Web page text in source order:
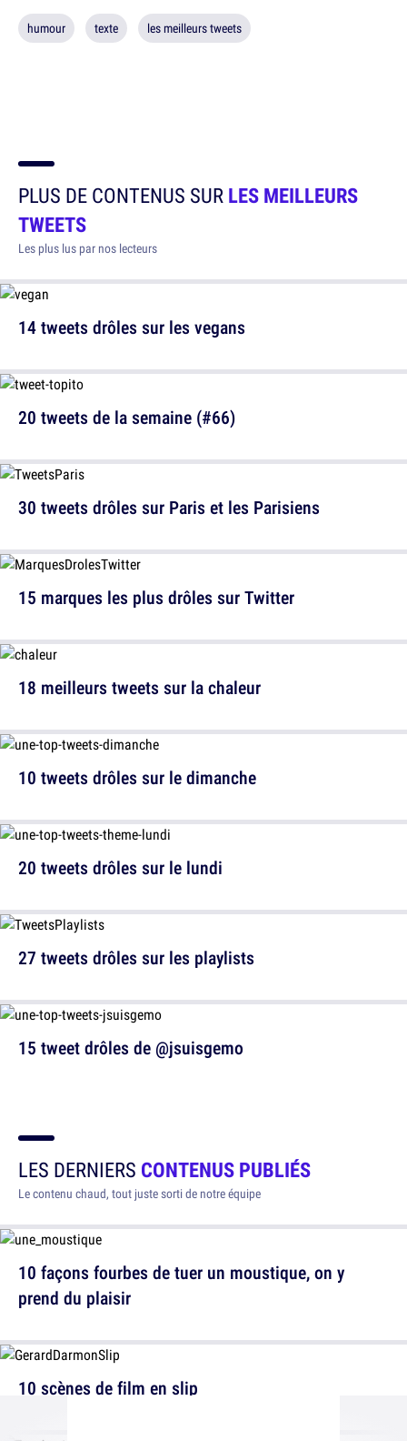
humour texte les meilleurs tweets
PLUS DE CONTENUS SURLES MEILLEURS
TWEETS
Les plus lus par nos lecteurs
14 tweets drôles sur les vegans
30 tweets drôles sur Paris et les Parisiens
18 meilleurs tweets sur la chaleur
20 tweets drôles sur le lundi
15 tweet drôles de @jsuisgemo
20 tweets de la semaine (#66)
15 marques les plus drôles sur Twitter
10 tweets drôles sur le dimanche
27 tweets drôles sur les playlists
LES DERNIERS CONTENUS PUBLIÉS
Le contenu chaud, tout juste sorti de notre équipe
10 façons fourbes de tuer un moustique, on y
prend du plaisir
10 scènes de film en slip